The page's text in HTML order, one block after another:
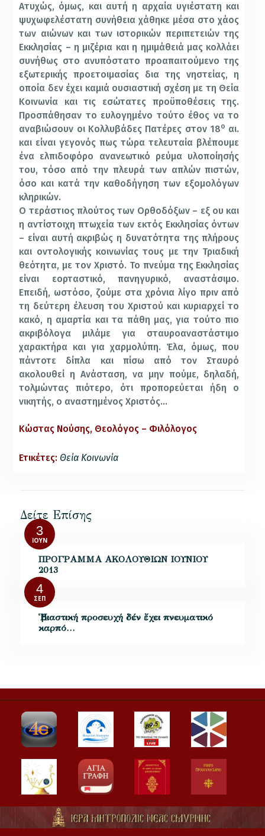
Ατυχώς, όμως, και αυτή η αρχαία υγιέστατη και
ψυχωφελέστατη συνήθεια χάθηκε μέσα στο χάος
των αιώνων και των ιστορικών περιπετειών της
Εκκλησίας – η μιζέρια και η ημιμάθειά μας κολλάει
συνήθως στο ανυπόστατο προαπαιτούμενο της
εξωτερικής προετοιμασίας δια της νηστείας, η
οποία δεν έχει καμιά ουσιαστική σχέση με τη Θεία
Κοινωνία και τις εσώτατες προϋποθέσεις της.
Προσπάθησαν το ευλογημένο τούτο έθος να το
αναβιώσουν οι Κολλυβάδες Πατέρες στον 18ο αι.
και είναι γεγονός πως τώρα τελευταία βλέπουμε
ένα ελπιδοφόρο ανανεωτικό ρεύμα υλοποίησής
του, τόσο από την πλευρά των απλών πιστών,
όσο και κατά την καθοδήγηση των εξομολόγων
κληρικών.
Ο τεράστιος πλούτος των Ορθοδόξων – εξ ου και
η αντίστοιχη πτωχεία των εκτός Εκκλησίας όντων
– είναι αυτή ακριβώς η δυνατότητα της πλήρους
και οντολογικής κοινωνίας τους με την Τριαδική
θεότητα, με τον Χριστό. Το πνεύμα της Εκκλησίας
είναι εορταστικό, πανηγυρικό, αναστάσιμο.
Επειδή, ωστόσο, ζούμε στα χρόνια λίγο πριν από
τη δεύτερη έλευση του Χριστού και κυριαρχεί το
κακό, η αμαρτία και τα πάθη μας, για τούτο πιο
ακριβόλογα μιλάμε για σταυροαναστάστιμο
χαρακτήρα και για χαρμολύπη. Έλα, όμως, που
πάντοτε δίπλα και πίσω από τον Σταυρό
ακολουθεί η Ανάσταση, να μην πούμε, δηλαδή,
τολμώντας πιότερο, ότι προπορεύεται ήδη ο
νικητής, ο αναστημένος Χριστός…
Κώστας Νούσης, Θεολόγος – Φιλόλογος
Ετικέτες: Θεία Κοινωνία
Δείτε Επίσης
3
ΙΟΎΝ
ΠΡΟΓΡΑΜΜΑ ΑΚΟΛΟΥΘΙΩΝ ΙΟΥΝΙΟΥ
2013
4
ΣΕΠ
Ἡ βιαστική προσευχή δέν ἔχει πνευματικό
καρπό…